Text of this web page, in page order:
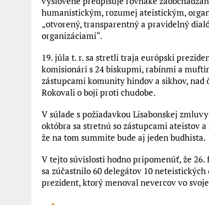
humanistickým, rozumej ateistickým,
„otvorený, transparentný a pravidelný
organizáciami“.
19. júla t. r. sa stretli traja európski
komisionári s 24 biskupmi, rabínmi a
zástupcami komunity hindov a sikhov,
Rokovali o boji proti chudobe.
V súlade s požiadavkou Lisabonskej
októbra sa stretnú so zástupcami ateistov
že na tom summite bude aj jeden budhista.
V tejto súvislosti hodno pripomenúť, že
sa zúčastnilo 60 delegátov 10
prezident, ktorý menoval nevercov vo